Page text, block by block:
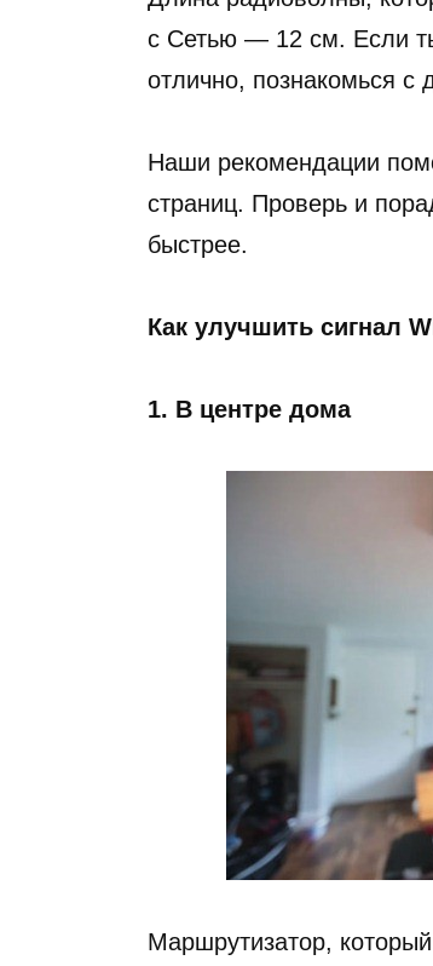
с Сетью — 12 см. Если
отлично, познакомься с
Наши рекомендации
страниц. Проверь и
быстрее.
Как улучшить сигнал
1. В центре дома
Маршрутизатор,